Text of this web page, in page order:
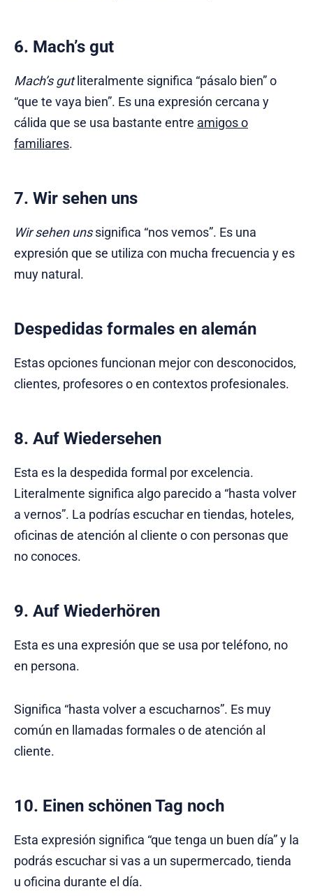
6. Mach’s gut
Mach’s gutliteralmente significa “pásalo bien” o
“que te vaya bien”. Es una expresión cercana y
cálida que se usa bastante entre amigos o
familiares.
7. Wir sehen uns
Wir sehen unssignifica “nos vemos”. Es una
expresión que se utiliza con mucha frecuencia y es
muy natural.
Despedidas formales en alemán
Estas opciones funcionan mejor con desconocidos,
clientes, profesores o en contextos profesionales.
8. Auf Wiedersehen
Esta es la despedida formal por excelencia.
Literalmente significa algo parecido a “hasta volver
a vernos”. La podrías escuchar en tiendas, hoteles,
oficinas de atención al cliente o con personas que
no conoces.
9. Auf Wiederhören
Esta es una expresión que se usa por teléfono, no
en persona.
Significa “hasta volver a escucharnos”. Es muy
común en llamadas formales o de atención al
cliente.
10. Einen schönen Tag noch
Esta expresión significa “que tenga un buen día” y la
podrás escuchar si vas a un supermercado, tienda
u oficina durante el día.